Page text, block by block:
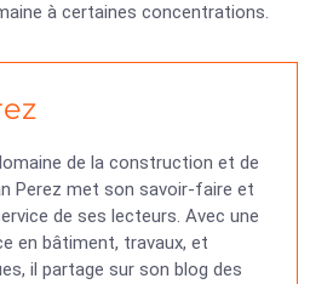
à certaines concentrations.
de la construction et de
Perez met son savoir-faire et
de ses lecteurs. Avec une
en bâtiment, travaux, et
il partage sur son blog des